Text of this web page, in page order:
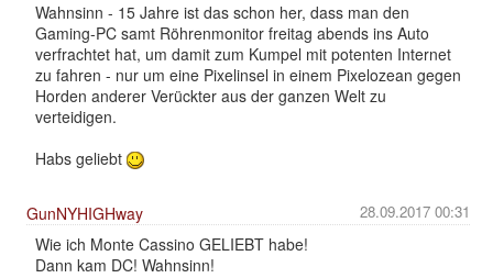
Wahnsinn - 15 Jahre ist das schon her, dass man den
Gaming-PC samt Röhrenmonitor freitag abends ins Auto
verfrachtet hat, um damit zum Kumpel mit potenten Internet
zu fahren - nur um eine Pixelinsel in einem Pixelozean gegen
Horden anderer Verückter aus der ganzen Welt zu
verteidigen.
Habs geliebt
28.09.2017 00:31
GunNYHIGHway
Wie ich Monte Cassino GELIEBT habe!
Dann kam DC! Wahnsinn!